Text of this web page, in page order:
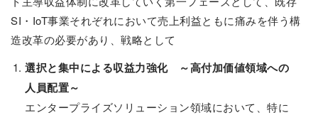
SI・IoT事業それぞれにおいて売上利益ともに痛みを伴う構
造改革の必要があり、戦略として
選択と集中による収益力強化 ～高付加価値領域への
人員配置～
エンタープライズソリューション領域において、特に